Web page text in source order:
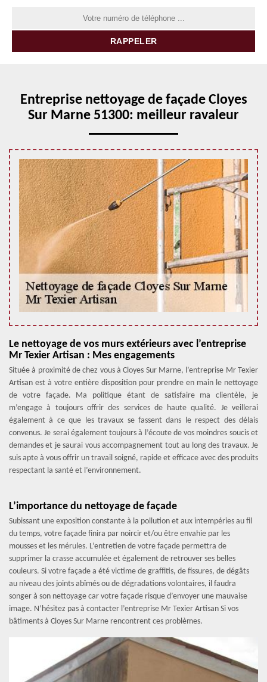
Entreprise nettoyage de façade Cloyes
Sur Marne 51300: meilleur ravaleur
Le nettoyage de vos murs extérieurs avec l’entreprise
Mr Texier Artisan : Mes engagements
Située à proximité de chez vous à Cloyes Sur Marne, l’entreprise Mr Texier
Artisan est à votre entière disposition pour prendre en main le nettoyage
de votre façade. Ma politique étant de satisfaire ma clientèle, je
m’engage à toujours offrir des services de haute qualité. Je veillerai
également à ce que les travaux se fassent dans le respect des délais
convenus. Je serai également toujours à l’écoute de vos moindres soucis et
demandes et je saurai vous accompagnement tout au long des travaux. Je
suis apte à vous offrir un travail soigné, rapide et efficace avec des produits
respectant la santé et l’environnement.
L’importance du nettoyage de façade
Subissant une exposition constante à la pollution et aux intempéries au fil
du temps, votre façade finira par noircir et/ou être envahie par les
mousses et les mérules. L’entretien de votre façade permettra de
supprimer la crasse accumulée et également de retrouver ses belles
couleurs. Si votre façade a été victime de graffitis, de fissures, de dégâts
au niveau des joints abîmés ou de dégradations volontaires, il faudra
songer à son nettoyage car votre façade risque d’envoyer une mauvaise
image. N’hésitez pas à contacter l’entreprise Mr Texier Artisan Si vos
bâtiments à Cloyes Sur Marne rencontrent ces problèmes.